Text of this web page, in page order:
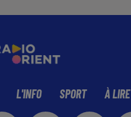
L'INFO SPORT À LIRE